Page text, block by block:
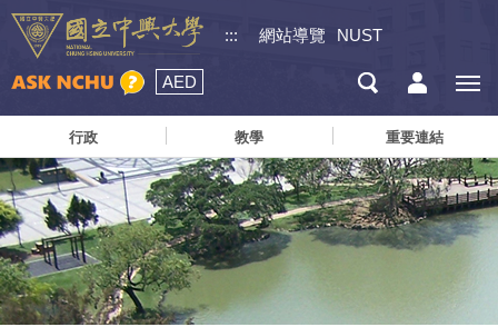
::: 網站導覽 NUST
AED
行政 教學 重要連結